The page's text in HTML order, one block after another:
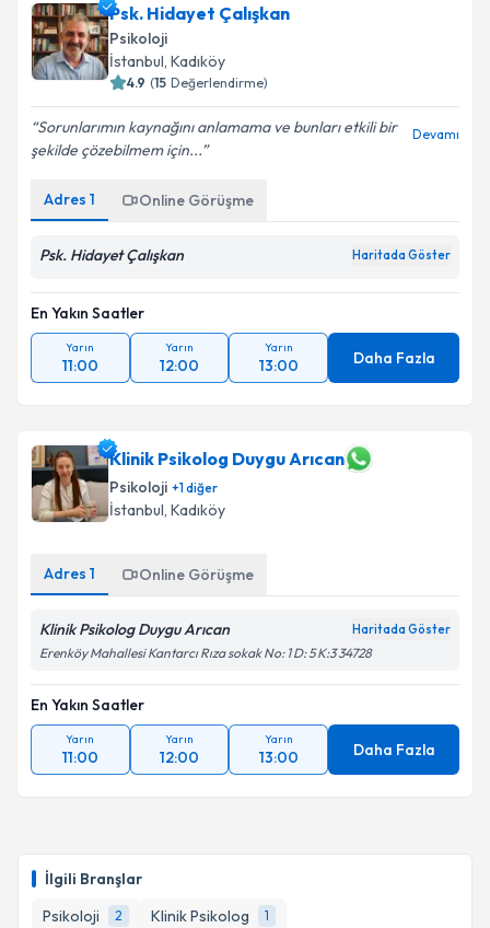
İlgili Branşlar
Psikoloji
2 Klinik Psikolog 1
Psk. Hidayet Çalışkan
Psikoloji
İstanbul, Kadıköy
4.9 (15 Değerlendirme)
Sorunlarımın kaynağını anlamama ve bunları etkili bir
şekilde çözebilmem için...
Devamı
Adres 1 Online Görüşme
Psk. Hidayet Çalışkan Haritada Göster
En Yakın Saatler
Yarın
11:00
Yarın
12:00
Yarın
13:00 Daha Fazla
Klinik Psikolog Duygu Arıcan
Psikoloji +1diğer
İstanbul, Kadıköy
Adres 1 Online Görüşme
Klinik Psikolog Duygu Arıcan Haritada Göster
Erenköy Mahallesi Kantarcı Rıza sokak No: 1 D: 5 K:3 34728
En Yakın Saatler
Yarın
11:00
Yarın
12:00
Yarın
13:00 Daha Fazla